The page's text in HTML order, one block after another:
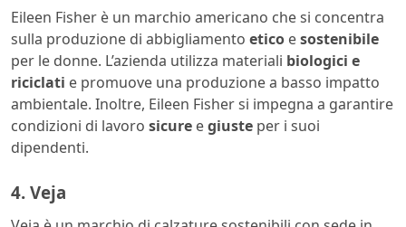
Eileen Fisher è un marchio americano che si concentra
sulla produzione di abbigliamento etico esostenibile
per le donne. L’azienda utilizza materiali biologici e
riciclati e promuove una produzione a basso impatto
ambientale. Inoltre, Eileen Fisher si impegna a garantire
condizioni di lavoro sicure egiuste per i suoi
dipendenti.
4. Veja